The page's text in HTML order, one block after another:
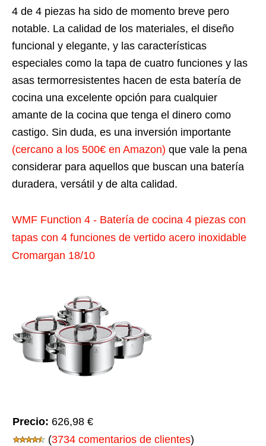
4 de 4 piezas ha sido de momento breve pero
notable. La calidad de los materiales, el diseño
funcional y elegante, y las características
especiales como la tapa de cuatro funciones y las
asas termorresistentes hacen de esta batería de
cocina una excelente opción para cualquier
amante de la cocina que tenga el dinero como
castigo. Sin duda, es una inversión importante
(cercano a los 500€ en Amazon) que vale la pena
considerar para aquellos que buscan una batería
duradera, versátil y de alta calidad.
WMF Function 4 - Batería de cocina 4 piezas con
tapas con 4 funciones de vertido acero inoxidable
Cromargan 18/10
Precio: 626,98 €
(3734 comentarios de clientes)